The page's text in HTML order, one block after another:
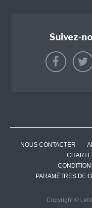
Suivez-
NOUS CONTACTER
PARAMÈTRES DE
Copyright ©